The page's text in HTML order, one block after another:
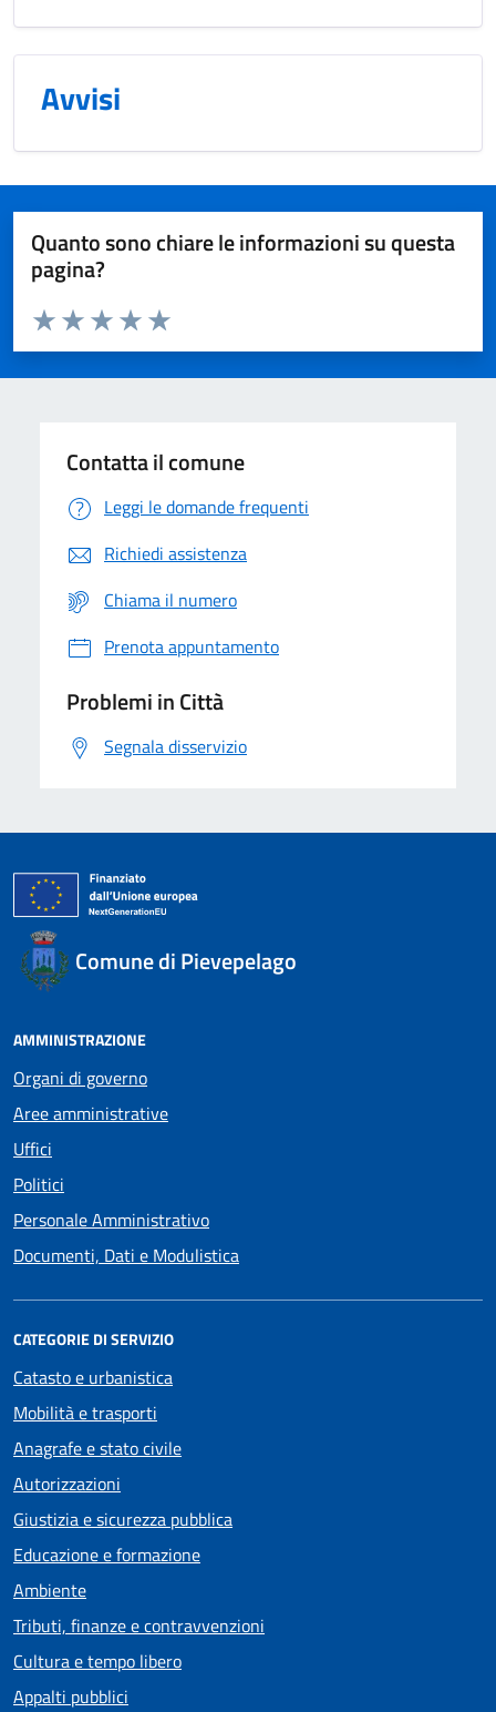
Avvisi
Quanto sono chiare le informazioni su questa
pagina?
Domanda
Valuta da 1 a 5 stelle la pagina
Valuta 5 stelle su 5
Valuta 4 stelle su 5
Valuta 3 stelle su 5
Valuta 2 stelle su 5
Valuta 1 stelle su 5
Contatta il comune
Leggi le domande frequenti
Richiedi assistenza
Chiama il numero
Prenota appuntamento
Problemi in Città
Segnala disservizio
Comune di Pievepelago
AMMINISTRAZIONE
Organi di governo
Aree amministrative
Uffici
Politici
Personale Amministrativo
Documenti, Dati e Modulistica
CATEGORIE DI SERVIZIO
Catasto e urbanistica
Mobilità e trasporti
Anagrafe e stato civile
Autorizzazioni
Giustizia e sicurezza pubblica
Educazione e formazione
Ambiente
Tributi, finanze e contravvenzioni
Cultura e tempo libero
Appalti pubblici